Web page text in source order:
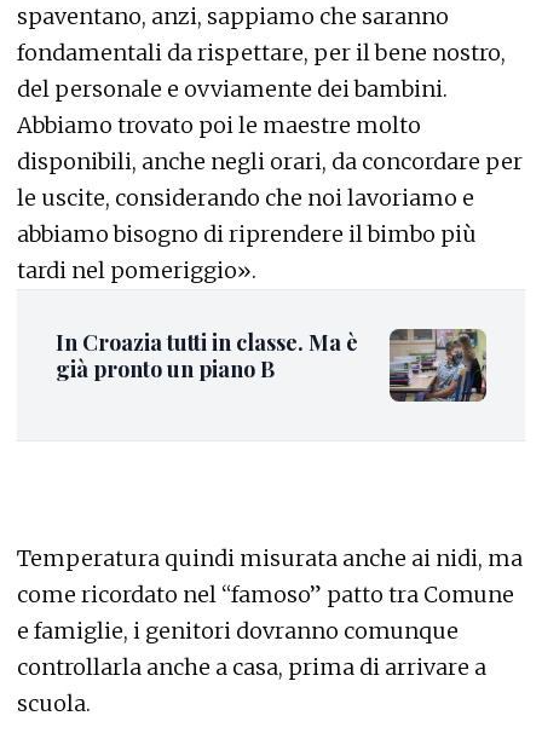
spaventano, anzi, sappiamo che saranno
fondamentali da rispettare, per il bene nostro,
del personale e ovviamente dei bambini.
Abbiamo trovato poi le maestre molto
disponibili, anche negli orari, da concordare per
le uscite, considerando che noi lavoriamo e
abbiamo bisogno di riprendere il bimbo più
tardi nel pomeriggio».
In Croazia tutti in classe. Ma è
già pronto un piano B
Temperatura quindi misurata anche ai nidi, ma
come ricordato nel “famoso” patto tra Comune
e famiglie, i genitori dovranno comunque
controllarla anche a casa, prima di arrivare a
scuola.